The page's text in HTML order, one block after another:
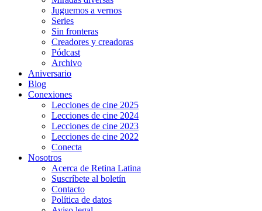
Juguemos a vernos
Series
Sin fronteras
Creadores y creadoras
Pódcast
Archivo
Aniversario
Blog
Conexiones
Lecciones de cine 2025
Lecciones de cine 2024
Lecciones de cine 2023
Lecciones de cine 2022
Conecta
Nosotros
Acerca de Retina Latina
Suscríbete al boletín
Contacto
Política de datos